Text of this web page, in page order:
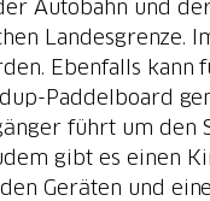
Autobahn und
Landesgrenze.
Ebenfalls kann
Paddelboard
führt um den
gibt es einen
Geräten und